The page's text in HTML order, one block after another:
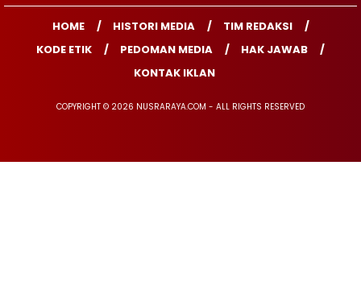
HOME HISTORI MEDIA
TIM REDAKSI
KODE ETIK
PEDOMAN MEDIA
HAK JAWAB
KONTAK IKLAN
COPYRIGHT © 2026 NUSRARAYA.COM - ALL RIGHTS RESERVED